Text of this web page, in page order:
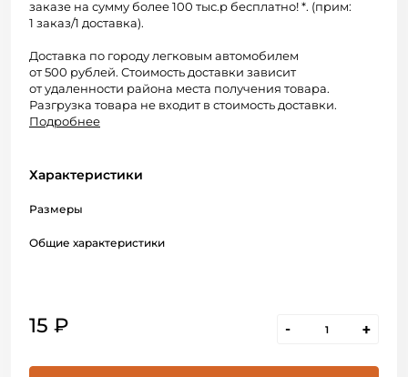
15 ₽ - +
заказе на сумму более 100 тыс.р бесплатно! *. (прим:
1 заказ/1 доставка).
Доставка по городу легковым автомобилем
от 500 рублей. Стоимость доставки зависит
от удаленности района места получения товара.
Разгрузка товара не входит в стоимость доставки.
Подробнее
Характеристики
Размеры
Общие характеристики